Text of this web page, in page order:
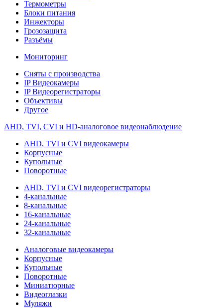
Термометры
Блоки питания
Инжекторы
Грозозащита
Разъёмы
Мониторинг
Сняты с производства
IP Видеокамеры
IP Видеорегистраторы
Объективы
Другое
AHD, TVI, CVI и HD-аналоговое видеонаблюдение
AHD, TVI и CVI видеокамеры
Корпусные
Купольные
Поворотные
AHD, TVI и CVI видеорегистраторы
4-канальные
8-канальные
16-канальные
24-канальные
32-канальные
Аналоговые видеокамеры
Корпусные
Купольные
Поворотные
Миниатюрные
Видеоглазки
Муляжи